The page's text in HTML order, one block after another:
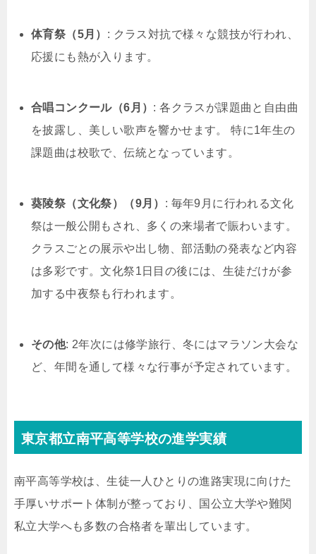
体育祭（5月） : クラス対抗で様々な競技が行われ、
応援にも熱が入ります。
合唱コンクール（6月） : 各クラスが課題曲と自由曲
を披露し、美しい歌声を響かせます。 特に1年生の
課題曲は校歌で、伝統となっています。
葵陵祭（文化祭）（9月） : 毎年9月に行われる文化
祭は一般公開もされ、多くの来場者で賑わいます。
クラスごとの展示や出し物、部活動の発表など内容
は多彩です。文化祭1日目の後には、生徒だけが参
加する中夜祭も行われます。
その他: 2年次には修学旅行、冬にはマラソン大会な
ど、年間を通して様々な行事が予定されています。
東京都立南平高等学校の進学実績
南平高等学校は、生徒一人ひとりの進路実現に向けた
手厚いサポート体制が整っており、国公立大学や難関
私立大学へも多数の合格者を輩出しています。